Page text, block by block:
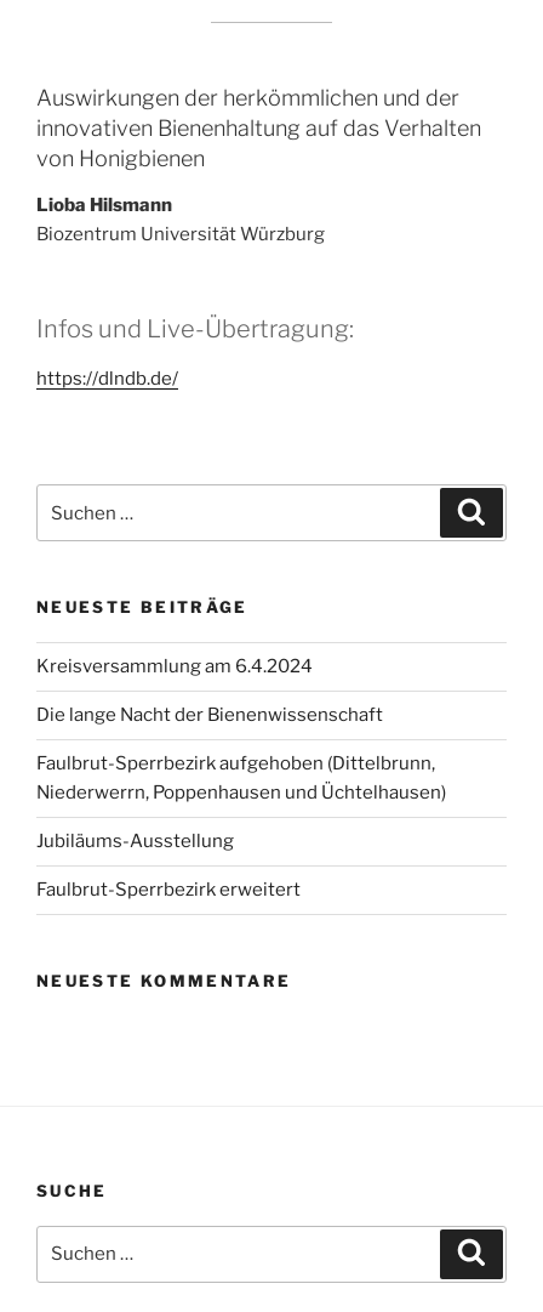
Auswirkungen der herkömmlichen und der
innovativen Bienenhaltung auf das Verhalten
von Honigbienen
Lioba Hilsmann
Biozentrum Universität Würzburg
Infos und Live-Übertragung:
https://dlndb.de/
nach:
NEUESTE BEITRÄGE
Kreisversammlung am 6.4.2024
Die lange Nacht der Bienenwissenschaft
Faulbrut-Sperrbezirk aufgehoben (Dittelbrunn,
Niederwerrn, Poppenhausen und Üchtelhausen)
Jubiläums-Ausstellung
Faulbrut-Sperrbezirk erweitert
NEUESTE KOMMENTARE
SUCHE
nach: